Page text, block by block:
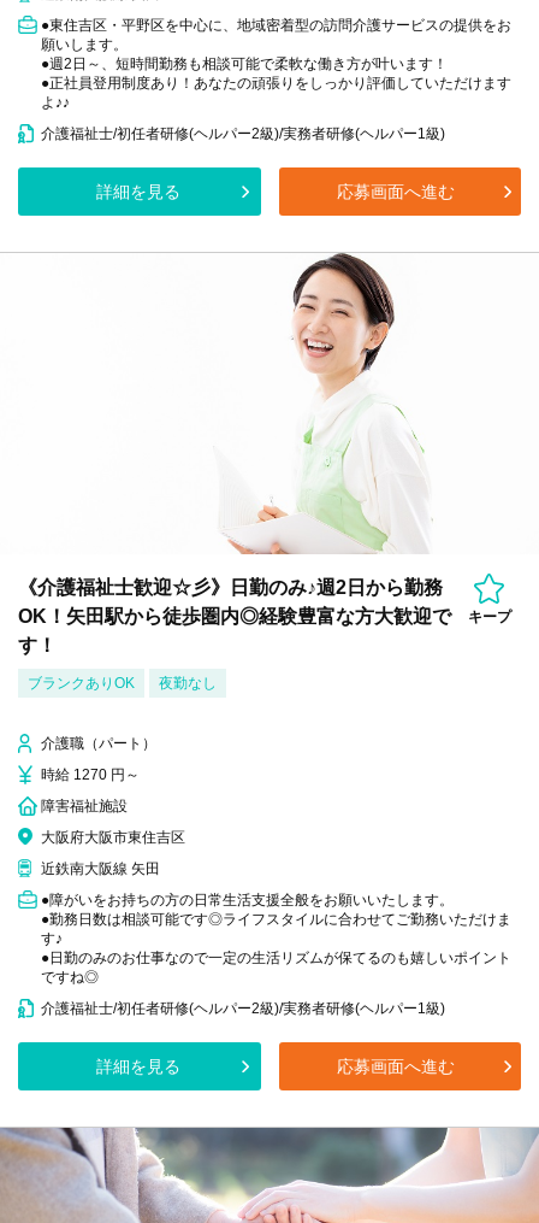
●東住吉区・平野区を中心に、地域密着型の訪問介護サービスの提供をお
願いします。
●週2日～、短時間勤務も相談可能で柔軟な働き方が叶います！
●正社員登用制度あり！あなたの頑張りをしっかり評価していただけます
よ♪♪
介護福祉士/初任者研修(ヘルパー2級)/実務者研修(ヘルパー1級)
詳細を見る 応募画面へ進む
《介護福祉士歓迎☆彡》日勤のみ♪週2日から勤務
OK！矢田駅から徒歩圏内◎経験豊富な方大歓迎で
す！
キープ
ブランクありOK 夜勤なし
介護職（パート）
時給 1270 円～
障害福祉施設
大阪府大阪市東住吉区
近鉄南大阪線 矢田
●障がいをお持ちの方の日常生活支援全般をお願いいたします。
●勤務日数は相談可能です◎ライフスタイルに合わせてご勤務いただけま
す♪
●日勤のみのお仕事なので一定の生活リズムが保てるのも嬉しいポイント
ですね◎
介護福祉士/初任者研修(ヘルパー2級)/実務者研修(ヘルパー1級)
詳細を見る 応募画面へ進む